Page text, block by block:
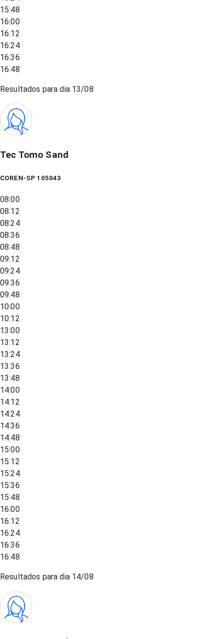
15:48
16:00
16:12
16:24
16:36
16:48
Resultados para dia 13/08
Tec Tomo Sand
COREN-SP 105043
08:00
08:12
08:24
08:36
08:48
09:12
09:24
09:36
09:48
10:00
10:12
13:00
13:12
13:24
13:36
13:48
14:00
14:12
14:24
14:36
14:48
15:00
15:12
15:24
15:36
15:48
16:00
16:12
16:24
16:36
16:48
Resultados para dia 14/08